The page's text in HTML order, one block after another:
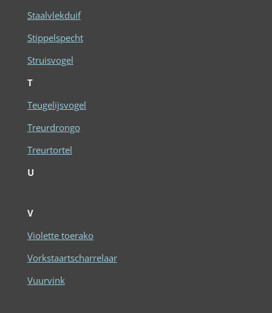
Staalvlekduif
Stippelspecht
Struisvogel
T
Teugelijsvogel
Treurdrongo
Treurtortel
U
V
Violette toerako
Vorkstaartscharrelaar
Vuurvink